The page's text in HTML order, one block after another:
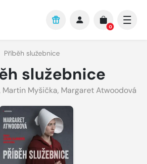
0
Příběh služebnice
služebnice
Martin Myšička, Margaret Atwoodová